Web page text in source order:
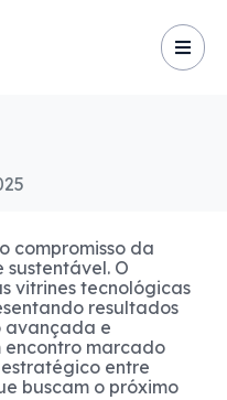
compromisso da
O
vitrines tecnológicas
resultados
avançada e
encontro marcado
entre
buscam o próximo